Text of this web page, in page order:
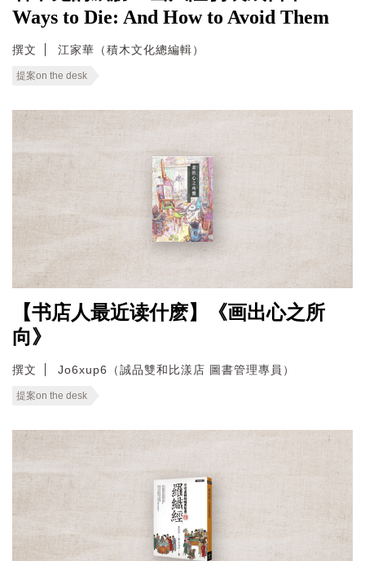
Ways to Die: And How to Avoid Them
撰文 江家華（積木文化總編輯）
提案on the desk
【书店人最近读什麽】《画出心之所
向》
撰文 Jo6xup6（誠品雙和比漾店 圖書管理專員）
提案on the desk